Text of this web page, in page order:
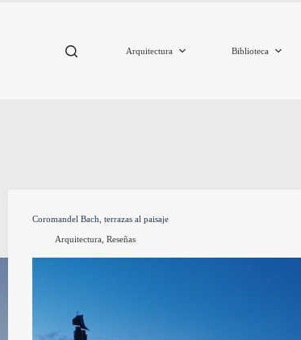
Arquitectura Biblioteca
Coromandel Bach, terrazas al paisaje
Arquitectura, Reseñas